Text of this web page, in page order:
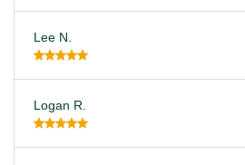
Lee N.
Logan R.